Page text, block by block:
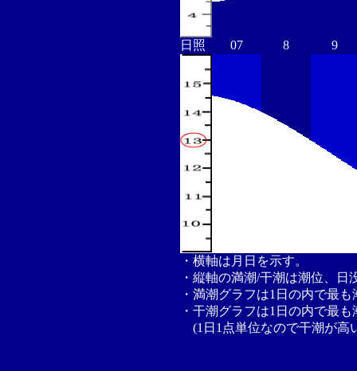
日照 07 8 9
・横軸は月日を示す。
・縦軸の満潮/干潮は潮位、
・満潮グラフは1日の内で最
・干潮グラフは1日の内で最
(1日1点単位なので干潮が高